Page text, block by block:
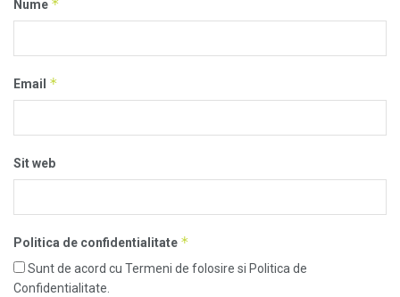
Nume *
Email *
Sit web
Politica de confidentialitate *
Sunt de acord cu Termeni de folosire si Politica de
Confidentialitate.